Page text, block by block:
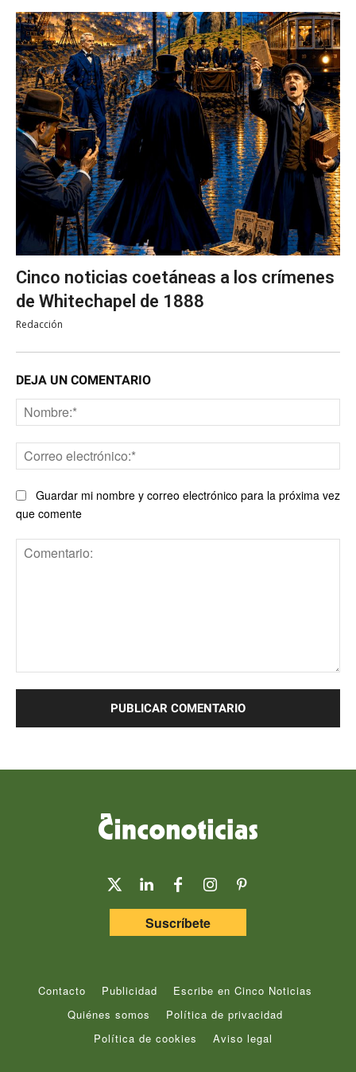
Cinco noticias coetáneas a los crímenes
de Whitechapel de 1888
Redacción
DEJA UN COMENTARIO
Guardar mi nombre y correo electrónico para la próxima vez
que comente
Suscríbete
Contacto Publicidad
Escribe en Cinco Noticias
Quiénes somos
Política de privacidad
Política de cookies
Aviso legal